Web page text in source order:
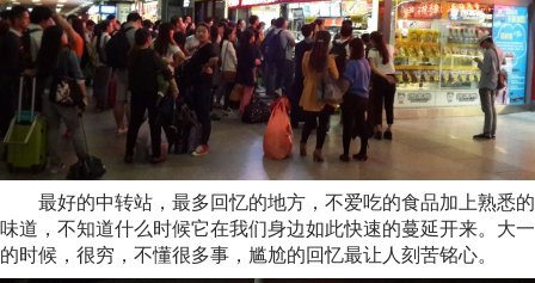
最好的中转站，最多回忆的地方，不爱吃的食品加上熟悉的
味道，不知道什么时候它在我们身边如此快速的蔓延开来。大一
的时候，很穷，不懂很多事，尴尬的回忆最让人刻苦铭心。